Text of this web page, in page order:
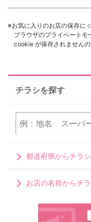
※お気に入りのお店の保存に
ブラウザのプライベートモ
cookie が保存されませんの
チラシを探す
都道府県からチラ
お店の名前からチ